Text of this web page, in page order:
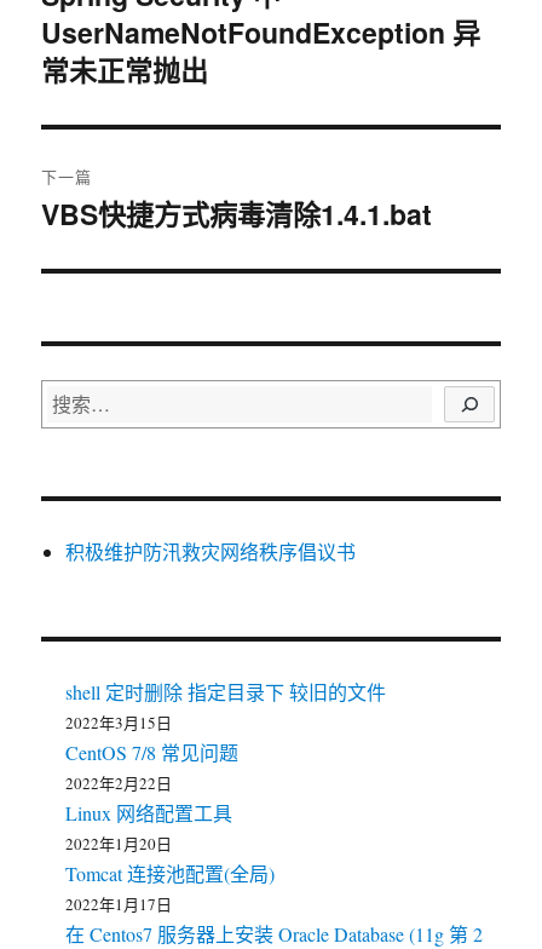
导
航
篇
文
UserNameNotFoundException 异
常未正常抛出
下一篇
下
文
VBS快捷方式病毒清除1.4.1.bat
搜
索
积极维护防汛救灾网络秩序倡议书
shell 定时删除 指定目录下 较旧的文件
2022年3月15日
CentOS 7/8 常见问题
2022年2月22日
Linux 网络配置工具
2022年1月20日
Tomcat 连接池配置(全局)
2022年1月17日
在 Centos7 服务器上安装 Oracle Database (11g 第 2